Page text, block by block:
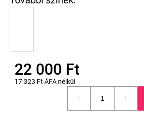
22 000 Ft
17 323 Ft ÁFA nélkül